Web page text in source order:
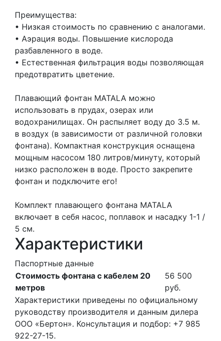
Преимущества:
• Низкая стоимость по сравнению с аналогами.
• Аэрация воды. Повышение кислорода
разбавленного в воде.
• Естественная фильтрация воды позволяющая
предотвратить цветение.
Плавающий фонтан MATALA можно
использовать в прудах, озерах или
водохранилищах. Он распыляет воду до 3.5 м.
в воздух (в зависимости от различной головки
фонтана). Компактная конструкция оснащена
мощным насосом 180 литров/минуту, который
низко расположен в воде. Просто закрепите
фонтан и подключите его!
Комплект плавающего фонтана MATALA
включает в себя насос, поплавок и насадку 1-1 /
5 см.
Характеристики
Паспортные данные
Стоимость фонтана с кабелем 20
метров
56 500
руб.
Характеристики приведены по официальному
руководству производителя и данным дилера
ООО «Бертон». Консультация и подбор: +7 985
922-27-15.